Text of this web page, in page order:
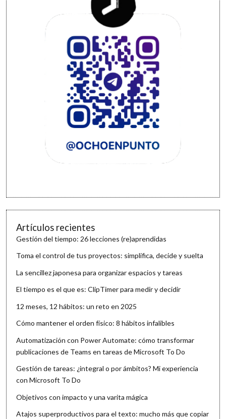
Artículos recientes
Gestión del tiempo: 26 lecciones (re)aprendidas
Toma el control de tus proyectos: simplifica, decide y suelta
La sencillez japonesa para organizar espacios y tareas
El tiempo es el que es: ClipTimer para medir y decidir
12 meses, 12 hábitos: un reto en 2025
Cómo mantener el orden físico: 8 hábitos infalibles
Automatización con Power Automate: cómo transformar
publicaciones de Teams en tareas de Microsoft To Do
Gestión de tareas: ¿integral o por ámbitos? Mi experiencia
con Microsoft To Do
Objetivos con impacto y una varita mágica
Atajos superproductivos para el texto: mucho más que copiar